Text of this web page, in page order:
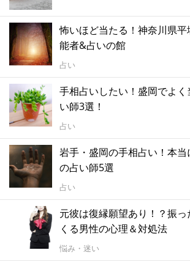
怖いほど当たる！神奈川県
能者&占いの館
占い
手相占いしたい！盛岡でよ
い師3選！
占い
岩手・盛岡の手相占い！本
の占い師5選
占い
元彼は復縁願望あり！？振
くる男性の心理＆対処法
悩み・迷い